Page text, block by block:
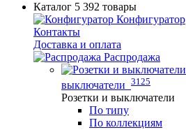
Каталог 5 392 товары
Конфигуратор
Контакты
Доставка и оплата
Распродажа
выключатели 3125
Розетки и выключатели
По типу
По коллекциям